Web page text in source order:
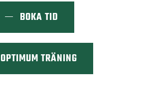
BOKA TID
OPTIMUM TRÄNING